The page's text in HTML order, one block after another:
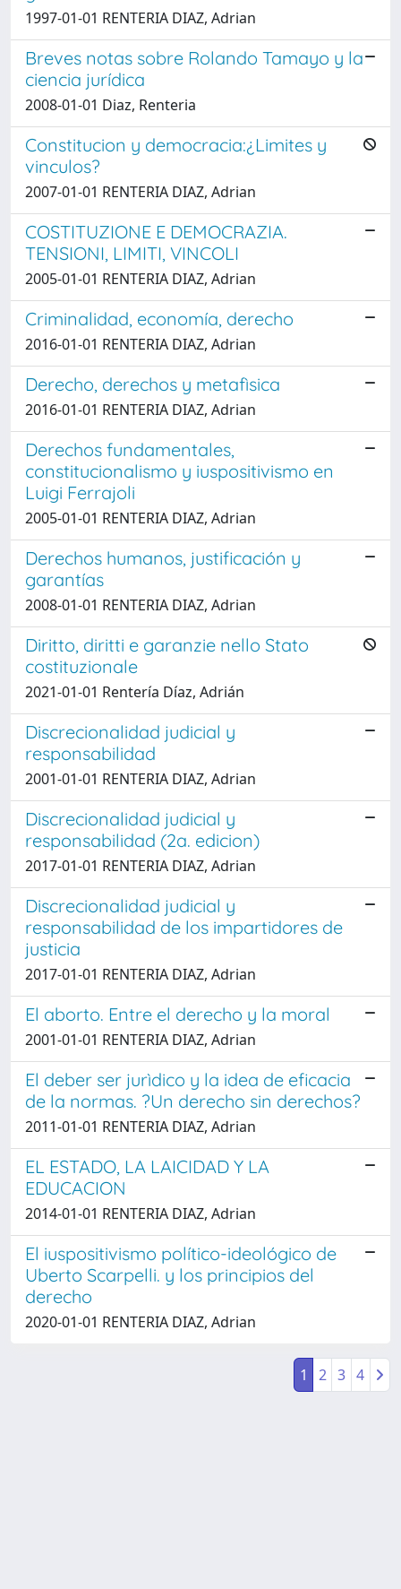
1997-01-01 RENTERIA DIAZ, Adrian
Breves notas sobre Rolando Tamayo y la
ciencia jurídica
2008-01-01 Diaz, Renteria
Constitucion y democracia:¿Limites y
vinculos?
2007-01-01 RENTERIA DIAZ, Adrian
COSTITUZIONE E DEMOCRAZIA.
TENSIONI, LIMITI, VINCOLI
2005-01-01 RENTERIA DIAZ, Adrian
Criminalidad, economía, derecho
2016-01-01 RENTERIA DIAZ, Adrian
Derecho, derechos y metafìsica
2016-01-01 RENTERIA DIAZ, Adrian
Derechos fundamentales,
constitucionalismo y iuspositivismo en
Luigi Ferrajoli
2005-01-01 RENTERIA DIAZ, Adrian
Derechos humanos, justificación y
garantías
2008-01-01 RENTERIA DIAZ, Adrian
Diritto, diritti e garanzie nello Stato
costituzionale
2021-01-01 Rentería Díaz, Adrián
Discrecionalidad judicial y
responsabilidad
2001-01-01 RENTERIA DIAZ, Adrian
Discrecionalidad judicial y
responsabilidad (2a. edicion)
2017-01-01 RENTERIA DIAZ, Adrian
Discrecionalidad judicial y
responsabilidad de los impartidores de
justicia
2017-01-01 RENTERIA DIAZ, Adrian
El aborto. Entre el derecho y la moral
2001-01-01 RENTERIA DIAZ, Adrian
El deber ser jurìdico y la idea de eficacia
de la normas. ?Un derecho sin derechos?
2011-01-01 RENTERIA DIAZ, Adrian
EL ESTADO, LA LAICIDAD Y LA
EDUCACION
2014-01-01 RENTERIA DIAZ, Adrian
El iuspositivismo político-ideológico de
Uberto Scarpelli. y los principios del
derecho
2020-01-01 RENTERIA DIAZ, Adrian
1 2 3 4